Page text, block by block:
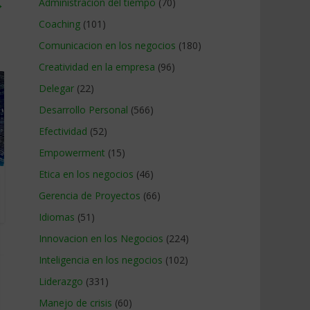
Coaching (101)
Comunicacion en los negocios (180)
Creatividad en la empresa (96)
Delegar (22)
Desarrollo Personal (566)
Efectividad (52)
Empowerment (15)
Etica en los negocios (46)
Gerencia de Proyectos (66)
Idiomas (51)
Innovacion en los Negocios (224)
Inteligencia en los negocios (102)
Liderazgo (331)
Manejo de crisis (60)